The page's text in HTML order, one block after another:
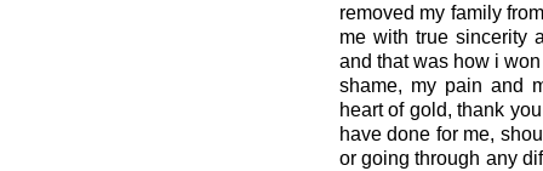
removed my family
me with true sincerity
and that was how i
shame, my pain and
heart of gold, thank
have done for me,
or going through any